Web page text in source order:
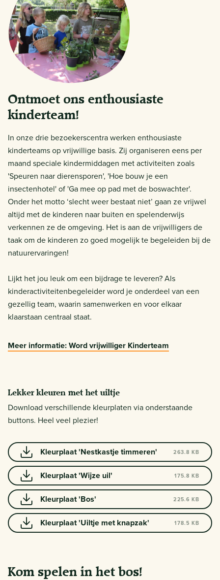
Ontmoet ons enthousiaste
kinderteam!
In onze drie bezoekerscentra werken enthousiaste
kinderteams op vrijwillige basis. Zij organiseren eens per
maand speciale kindermiddagen met activiteiten zoals
'Speuren naar dierensporen', 'Hoe bouw je een
insectenhotel' of 'Ga mee op pad met de boswachter'.
Onder het motto ‘slecht weer bestaat niet’ gaan ze vrijwel
altijd met de kinderen naar buiten en spelenderwijs
verkennen ze de omgeving. Het is aan de vrijwilligers de
taak om de kinderen zo goed mogelijk te begeleiden bij de
natuurervaringen!
Lijkt het jou leuk om een bijdrage te leveren? Als
kinderactiviteitenbegeleider word je onderdeel van een
gezellig team, waarin samenwerken en voor elkaar
klaarstaan centraal staat.
Meer informatie: Word vrijwilliger Kinderteam
Lekker kleuren met het uiltje
Download verschillende kleurplaten via onderstaande
buttons. Heel veel plezier!
Kleurplaat 'Nestkastje timmeren' 263.8 KB
Kleurplaat 'Wijze uil' 175.8 KB
Kleurplaat 'Bos' 225.6 KB
Kleurplaat 'Uiltje met knapzak' 178.5 KB
Kom spelen in het bos!